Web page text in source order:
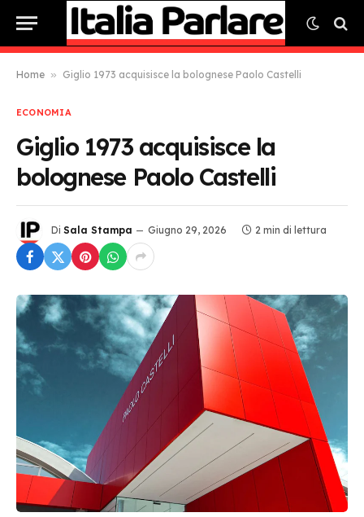
Home » Giglio 1973 acquisisce la bolognese Paolo Castelli
ECONOMIA
Giglio 1973 acquisisce la
bolognese Paolo Castelli
Di Sala Stampa Giugno 29, 2026 2 min di lettura